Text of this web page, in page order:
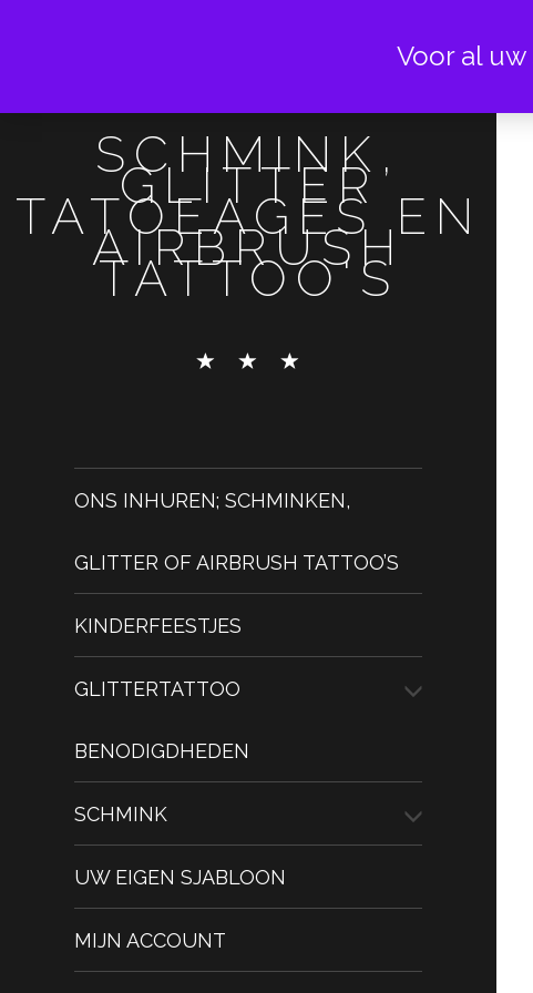
SCHMINK,
GLITTER
TATOEAGES EN
AIRBRUSH
TATTOO'S
ONS INHUREN; SCHMINKEN,
GLITTER OF AIRBRUSH TATTOO’S
KINDERFEESTJES
GLITTERTATTOO
BENODIGDHEDEN
SCHMINK
UW EIGEN SJABLOON
MIJN ACCOUNT
Voor al